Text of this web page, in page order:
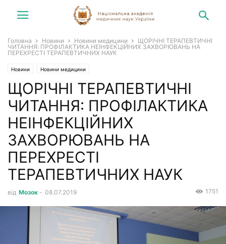
Головна Новини Новини медицини
ЩОРІЧНІ ТЕРАПЕВТИЧНІ
ЧИТАННЯ: ПРОФІЛАКТИКА НЕІНФЕКЦІЙНИХ ЗАХВОРЮВАНЬ НА
ПЕРЕХРЕСТІ ТЕРАПЕВТИЧНИХ НАУК
Новини Новини медицини
ЩОРІЧНІ ТЕРАПЕВТИЧНІ
ЧИТАННЯ: ПРОФІЛАКТИКА
НЕІНФЕКЦІЙНИХ
ЗАХВОРЮВАНЬ НА
ПЕРЕХРЕСТІ
ТЕРАПЕВТИЧНИХ НАУК
від Мозок - 08.07.2019 1751